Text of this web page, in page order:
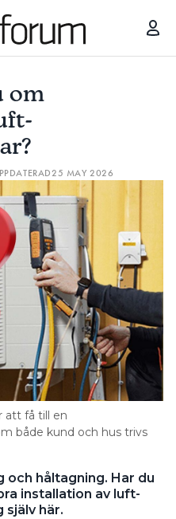
om
25 MAY 2026
att få till en
både kund och hus trivs
och håltagning. Har du
installation av luft-
själv här.